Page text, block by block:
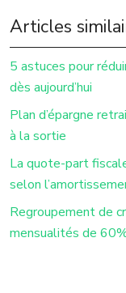
Articles
5 astuces pour
dès aujourd’hui
Plan d’épargne
à la sortie
La quote-part
selon
Regroupement de
mensualités de